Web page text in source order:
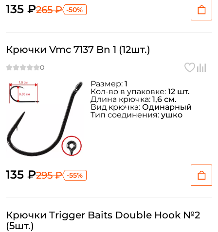
135 ₽265 ₽ -50%
Крючки Vmc 7137 Bn 1 (12шт.)
135 ₽295 ₽ -55%
Размер: 1
Кол-во в упаковке: 12 шт.
Длина крючка: 1,6 см.
Вид крючка: Одинарный
Тип соединения: ушко
Крючки Trigger Baits Double Hook №2
(5шт.)